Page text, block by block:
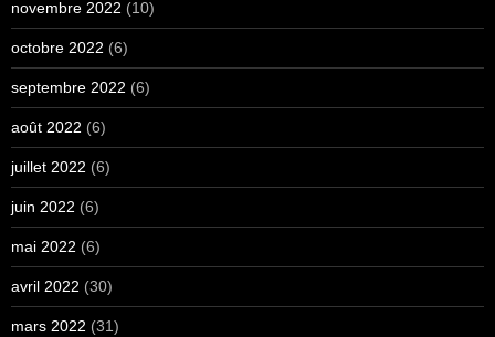
novembre 2022 (10)
octobre 2022 (6)
septembre 2022 (6)
août 2022 (6)
juillet 2022 (6)
juin 2022 (6)
mai 2022 (6)
avril 2022 (30)
mars 2022 (31)